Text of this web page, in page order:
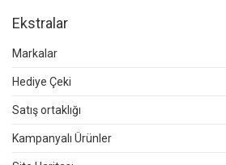
Ekstralar
Markalar
Hediye Çeki
Satış ortaklığı
Kampanyalı Ürünler